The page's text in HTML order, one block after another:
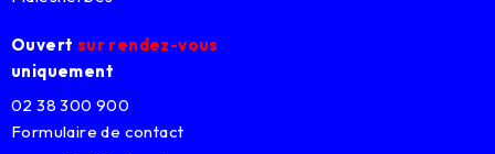
Ouvert sur rendez-vous
uniquement
02 38 300 900
Formulaire de contact